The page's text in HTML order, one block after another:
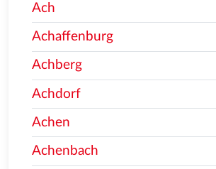
Ach
Achaffenburg
Achberg
Achdorf
Achen
Achenbach